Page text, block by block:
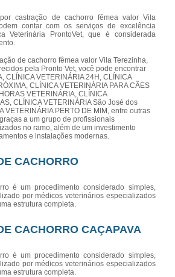
castração de cachorro fêmea valor Vila
contar com os serviços de excelência
Veterinária ProntoVet, que é considerada
de cachorro fêmea valor Vila Terezinha,
pela Pronto Vet, você pode encontrar
CLÍNICA VETERINÁRIA 24H, CLÍNICA
CLÍNICA VETERINÁRIA PARA CÃES
VETERINÁRIA, CLÍNICA
CLÍNICA VETERINÁRIA São José dos
VETERINÁRIA PERTO DE MIM, entre outras
a um grupo de profissionais
no ramo, além de um investimento
e instalações modernas.
CACHORRO
é um procedimento considerado simples,
por médicos veterinários especializados
estrutura completa.
CACHORRO CAÇAPAVA
é um procedimento considerado simples,
por médicos veterinários especializados
estrutura completa.